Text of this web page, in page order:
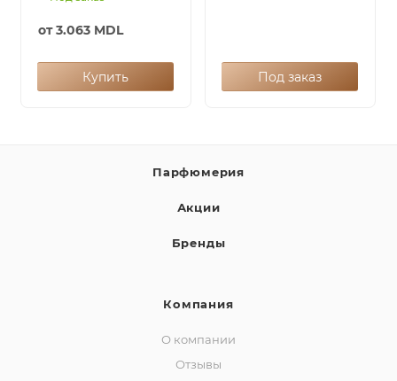
от3.063 MDL
Купить Под заказ
Парфюмерия
Акции
Бренды
Компания
О компании
Отзывы